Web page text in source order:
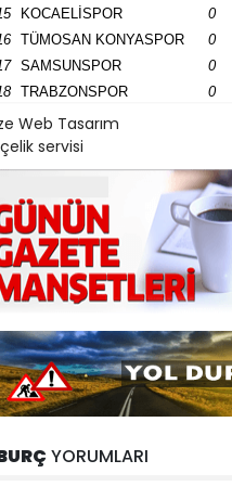
KOCAELİSPOR 0
TÜMOSAN KONYASPOR 0
SAMSUNSPOR 0
TRABZONSPOR 0
Web Tasarım
servisi
YORUMLARI